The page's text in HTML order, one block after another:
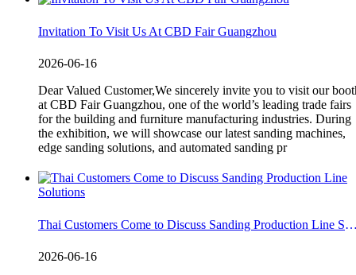
Invitation To Visit Us At CBD Fair Guangzhou
2026-06-16
Dear Valued Customer,We sincerely invite you to visit our
at CBD Fair Guangzhou, one of the world’s leading trade fairs
for the building and furniture manufacturing industries. During
the exhibition, we will showcase our latest sanding machines,
edge sanding solutions, and automated sanding pr
Thai Customers Come to Discuss Sanding
2026-06-16